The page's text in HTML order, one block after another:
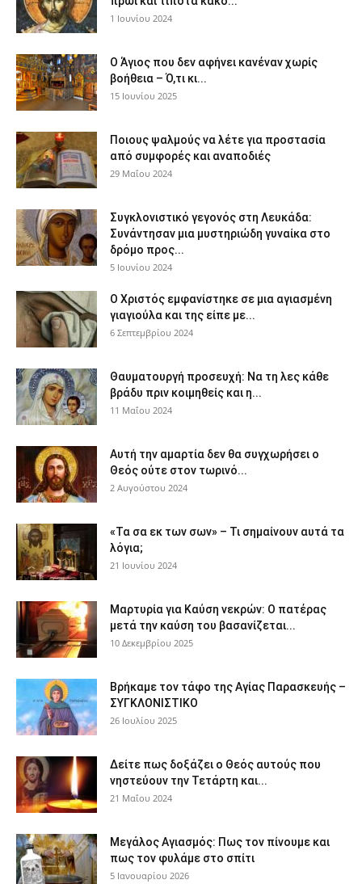
1 Ιουνίου 2024
Ο Άγιος που δεν αφήνει κανέναν χωρίς
βοήθεια – Ό,τι κι...
15 Ιουνίου 2025
Ποιους ψαλμούς να λέτε για προστασία
από συμφορές και αναποδιές
29 Μαΐου 2024
Συγκλονιστικό γεγονός στη Λευκάδα:
Συνάντησαν μια μυστηριώδη γυναίκα στο
δρόμο προς...
5 Ιουνίου 2024
Ο Χριστός εμφανίστηκε σε μια αγιασμένη
γιαγιούλα και της είπε με...
6 Σεπτεμβρίου 2024
Θαυματουργή προσευχή: Να τη λες κάθε
βράδυ πριν κοιμηθείς και η...
11 Μαΐου 2024
Αυτή την αμαρτία δεν θα συγχωρήσει ο
Θεός ούτε στον τωρινό...
2 Αυγούστου 2024
«Τα σα εκ των σων» – Τι σημαίνουν αυτά τα
λόγια;
21 Ιουνίου 2024
Μαρτυρία για Καύση νεκρών: Ο πατέρας
μετά την καύση του βασανίζεται...
10 Δεκεμβρίου 2025
Βρήκαμε τον τάφο της Αγίας Παρασκευής –
ΣΥΓΚΛΟΝΙΣΤΙΚΟ
26 Ιουλίου 2025
Δείτε πως δοξάζει ο Θεός αυτούς που
νηστεύουν την Τετάρτη και...
21 Μαΐου 2024
Μεγάλος Αγιασμός: Πως τον πίνουμε και
πως τον φυλάμε στο σπίτι
5 Ιανουαρίου 2026